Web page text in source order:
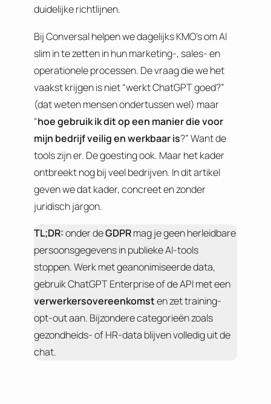
duidelijke richtlijnen.
Bij Conversal helpen we dagelijks KMO’s om AI
slim in te zetten in hun marketing-, sales- en
operationele processen. De vraag die we het
vaakst krijgen is niet “werkt ChatGPT goed?”
(dat weten mensen ondertussen wel) maar
“hoe gebruik ik dit op een manier die voor
mijn bedrijf veilig en werkbaar is?” Want de
tools zijn er. De goesting ook. Maar het kader
ontbreekt nog bij veel bedrijven. In dit artikel
geven we dat kader, concreet en zonder
juridisch jargon.
TL;DR:onder deGDPRmag je geen herleidbare
persoonsgegevens in publieke AI-tools
stoppen. Werk met geanonimiseerde data,
gebruik ChatGPT Enterprise of de API met een
verwerkersovereenkomsten zet training-
opt-out aan. Bijzondere categorieën zoals
gezondheids- of HR-data blijven volledig uit de
chat.